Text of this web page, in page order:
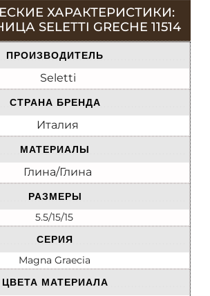
ХАРАКТЕРИСТИКИ:
SELETTI GRECHE 11514
ПРОИЗВОДИТЕЛЬ
Seletti
СТРАНА БРЕНДА
Италия
МАТЕРИАЛЫ
Глина/Глина
РАЗМЕРЫ
5.5/15/15
СЕРИЯ
Magna Graecia
ЦВЕТА МАТЕРИАЛА